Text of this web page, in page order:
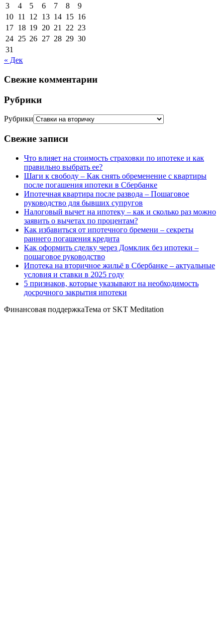
3
4 5 6 7 8
9
10 11 12 13 14 15 16
17 18 19 20 21 22 23
24 25 26 27 28 29 30
31
« Дек
Свежие комментарии
Рубрики
Рубрики
Свежие записи
Что влияет на стоимость страховки по ипотеке и как
правильно выбрать ее?
Шаги к свободу – Как снять обременение с квартиры
после погашения ипотеки в Сбербанке
Ипотечная квартира после развода – Пошаговое
руководство для бывших супругов
Налоговый вычет на ипотеку – как и сколько раз можно
заявить о вычетах по процентам?
Как избавиться от ипотечного бремени – секреты
раннего погашения кредита
Как оформить сделку через Домклик без ипотеки –
пошаговое руководство
Ипотека на вторичное жильё в Сбербанке – актуальные
условия и ставки в 2025 году
5 признаков, которые указывают на необходимость
досрочного закрытия ипотеки
Финансовая поддержкаТема от SKT Meditation